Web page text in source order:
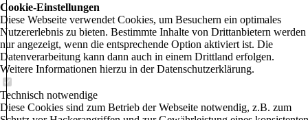
Cookie-Einstellungen
Diese Webseite verwendet Cookies, um Besuchern ein optimales
Nutzererlebnis zu bieten. Bestimmte Inhalte von Drittanbietern werden
nur angezeigt, wenn die entsprechende Option aktiviert ist. Die
Datenverarbeitung kann dann auch in einem Drittland erfolgen.
Weitere Informationen hierzu in der Datenschutzerklärung.
Technisch notwendige
Diese Cookies sind zum Betrieb der Webseite notwendig, z.B. zum